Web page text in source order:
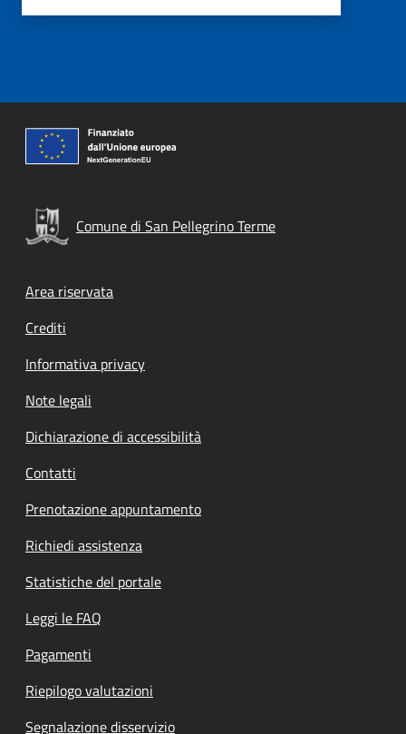
Comune di San Pellegrino Terme
Footer menu
Area riservata
Crediti
Informativa privacy
Note legali
Dichiarazione di accessibilità
Contatti
Prenotazione appuntamento
Richiedi assistenza
Statistiche del portale
Leggi le FAQ
Pagamenti
Riepilogo valutazioni
Segnalazione disservizio